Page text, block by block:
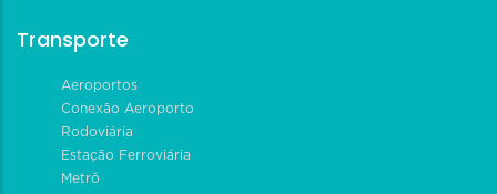
Transporte
Aeroportos
Conexão Aeroporto
Rodoviária
Estação Ferroviária
Metrô